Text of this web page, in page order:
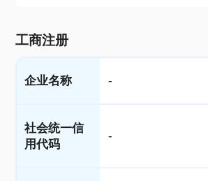
工商注册
企业名称 -
社会统一信
用代码
-